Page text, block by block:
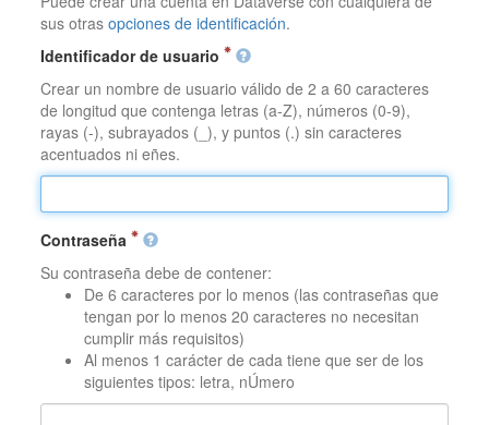
sus otrasopciones de identificación.
Identificador de usuario
Crear un nombre de usuario válido de 2 a 60 caracteres
de longitud que contenga letras (a-Z), números (0-9),
rayas (-), subrayados (_), y puntos (.) sin caracteres
acentuados ni eñes.
Contraseña
Su contraseña debe de contener:
De 6 caracteres por lo menos (las contraseñas que
tengan por lo menos 20 caracteres no necesitan
cumplir más requisitos)
Al menos 1 carácter de cada tiene que ser de los
siguientes tipos: letra, nÚmero